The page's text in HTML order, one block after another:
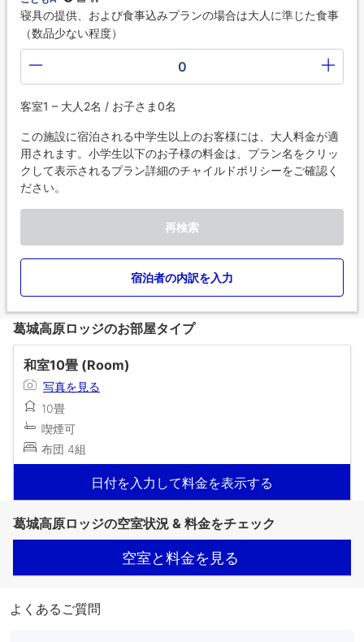
寝具の提供、および食事込みプランの場合は大人に準じた食事
（数品少ない程度）
0
客室1 – 大人2名 / お子さま0名
この施設に宿泊される中学生以上のお客様には、大人料金が適
用されます。小学生以下のお子様の料金は、プラン名をクリッ
クして表示されるプラン詳細のチャイルドポリシーをご確認く
ださい。
再検索
宿泊者の内訳を入力
葛城高原ロッジのお部屋タイプ
和室10畳 (Room)
写真を見る
10畳
喫煙可
布団 4組
日付を入力して料金を表示する
葛城高原ロッジの空室状況 & 料金をチェック
空室と料金を見る
よくあるご質問